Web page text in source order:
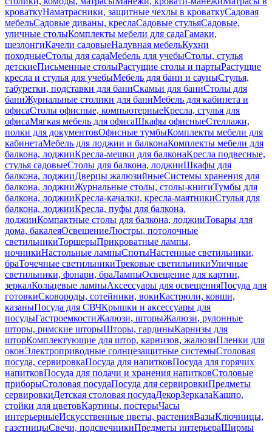
кроваткуНаматрасники, защитные чехлы в кроваткуСадовая
мебельСадовые диваны, креслаСадовые стульяСадовые,
уличные столыКомплекты мебели для садаГамаки,
шезлонгиКачели садовыеНадувная мебельКухни
походныеСтолы для садаМебель для учебыСтолы, стулья
детскиеПисьменные столыРастущие столы и партыРастущие
кресла и стулья для учебыМебель для бани и сауныСтулья,
табуретки, подставки для баниСкамьи для баниСтолы для
баниЖурнальные столики для баниМебель для кабинета и
офисаСтолы офисные, компьютерныеКресла, стулья для
офисаМягкая мебель для офисаШкафы офисныеСтеллажи,
полки для документовОфисные тумбыКомплекты мебели для
кабинетаМебель для лоджии и балконаКомплекты мебели для
балкона, лоджииКресла-мешки для балконаКресла подвесные,
стулья садовыеСтолы для балкона, лоджииШкафы для
балкона, лоджииДверцы жалюзийныеСистемы хранения для
балкона, лоджииЖурнальные столы, столы-книгиТумбы для
балкона, лоджииКресла-качалки, кресла-маятникиСтулья для
балкона, лоджииКресла, пуфы для балкона,
лоджииКомпактные столы для балкона, лоджииТовары для
дома, бакалеяОсвещениеЛюстры, потолочные
светильникиТоршерыПрикроватные лампы,
ночникиНастольные лампыСпотыНастенные светильники,
браТочечные светильникиТрековые светильникиУличные
светильники, фонари, браЛампыОсвещение для картин,
зеркалКольцевые лампыАксессуары для освещенияПосуда для
готовкиСковороды, сотейники, вокиКастрюли, ковши,
казаныПосуда для СВЧКрышки и аксессуары для
посудыГастроемкостиЖалюзи, шторыЖалюзи, рулонные
шторы, римские шторыШторы, гардиныКарнизы для
шторКомплектующие для штор, карнизов, жалюзиПленки для
оконЭлектроприводные солнцезащитные системыСтоловая
посуда, сервировкаПосуда для напитковПосуда для горячих
напитковПосуда для подачи и хранения напитковСтоловые
приборыСтоловая посудаПосуда для сервировкиПредметы
сервировкиДетская столовая посудаДекорЗеркалаКашпо,
стойки для цветовКартины, постерыЧасы
интерьерныеИскусственные цветы, растенияВазыКлючницы,
газетницыСвечи, подсвечникиПредметы интерьераШирмы